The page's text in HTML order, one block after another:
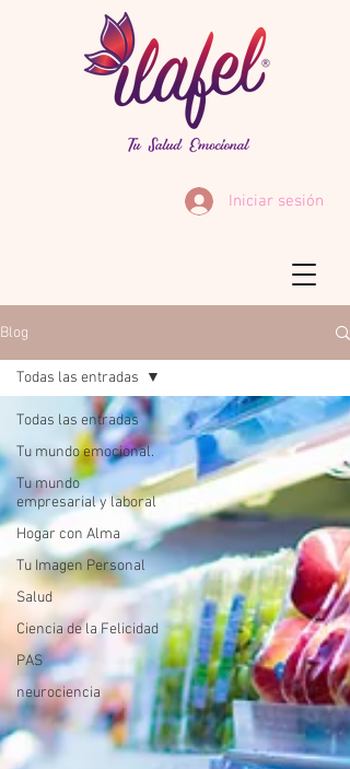
Iniciar sesión
Blog
Todas las entradas
Tu mundo emocional.
Tu mundo
empresarial y laboral
Hogar con Alma
Tu Imagen Personal
Salud
Ciencia de la Felicidad
PAS
neurociencia
Todas las entradas